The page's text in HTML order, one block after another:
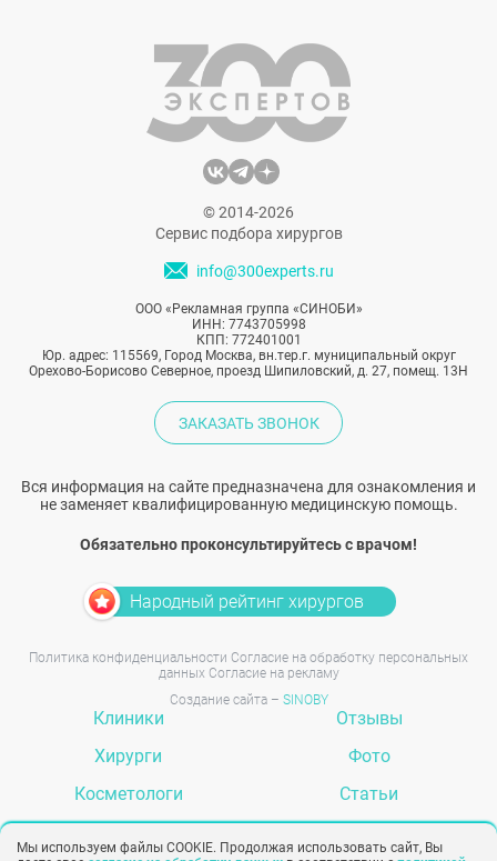
лазерами или пилингами. В последнее
время многие стали переходить на
транексамовую кислоту. Она не только
отлично убирает пигментные пятна, но и
бережно обращается с кожей. Вы просто
обязаны узнать о ней побольше, и сейчас
мы вам все о ней расскажем.
© 2014-2026
Сервис подбора хирургов
info@300experts.ru
ООО «Рекламная группа «СИНОБИ»
ИНН: 7743705998
КПП: 772401001
Юр. адрес: 115569, Город Москва, вн.тер.г. муниципальный округ
Орехово-Борисово Северное, проезд Шипиловский, д. 27, помещ. 13Н
ЗАКАЗАТЬ ЗВОНОК
Вся информация на сайте предназначена для ознакомления и
не заменяет квалифицированную медицинскую помощь.
Обязательно проконсультируйтесь с врачом!
Народный рейтинг хирургов
Политика конфиденциальности Согласие на обработку персональных
данных Согласие на рекламу
Создание сайта – SINOBY
Клиники
Хирурги
Косметологи
Отзывы
Фото
Статьи
Мы используем файлы COOKIE. Продолжая использовать сайт, Вы